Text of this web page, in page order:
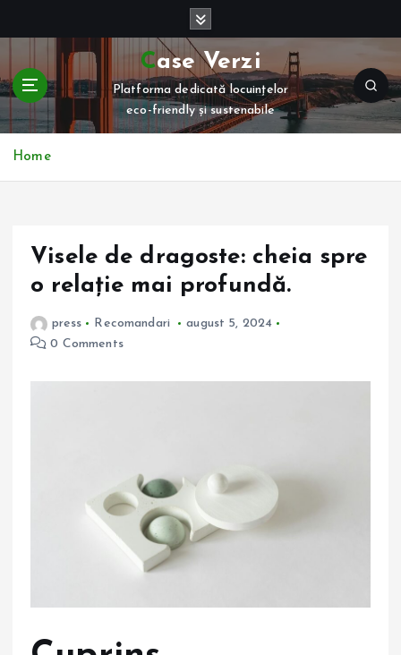
t
c
Case Verzi
Platforma dedicată locuințelor
eco-friendly și sustenabile
Home
Visele de dragoste: cheia spre
o relație mai profundă.
press Recomandari
august 5, 2024
0 Comments